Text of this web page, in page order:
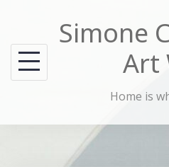
content
Simone
Art
Home is